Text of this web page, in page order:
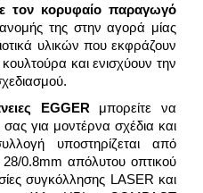
τον κορυφαίο παραγωγό
της στην αγορά μίας
υλικών που εκφράζουν
και ενισχύουν την
EGGER μπορείτε να
για μοντέρνα σχέδια και
υποστηρίζεται από
0.8mm απόλυτου οπτικού
συγκόλλησης LASER και